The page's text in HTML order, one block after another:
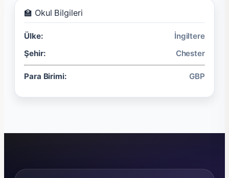
🏫 Okul Bilgileri
Ülke:
İngiltere
Şehir:
Chester
Para Birimi: GBP